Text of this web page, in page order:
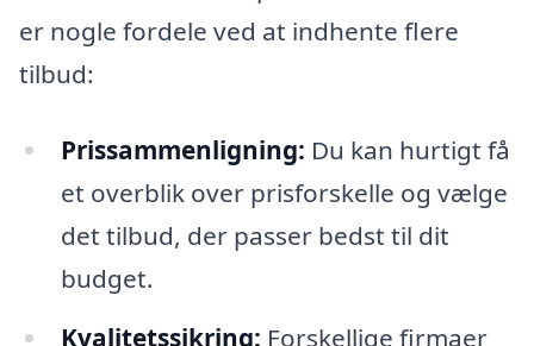
er nogle fordele ved at indhente flere
tilbud:
Prissammenligning: Du kan hurtigt få
et overblik over prisforskelle og vælge
det tilbud, der passer bedst til dit
budget.
Kvalitetssikring: Forskellige firmaer